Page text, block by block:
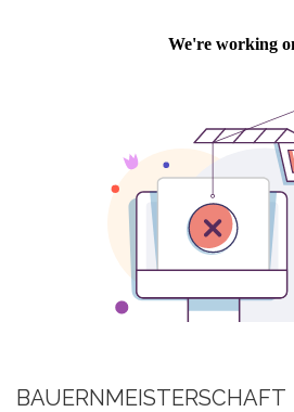
BAUERNMEISTERSCHAFT